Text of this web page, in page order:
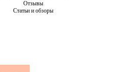
Отзывы
Статьи и обзоры